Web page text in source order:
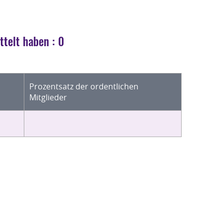
haben : 0
Prozentsatz der ordentlichen
Mitglieder